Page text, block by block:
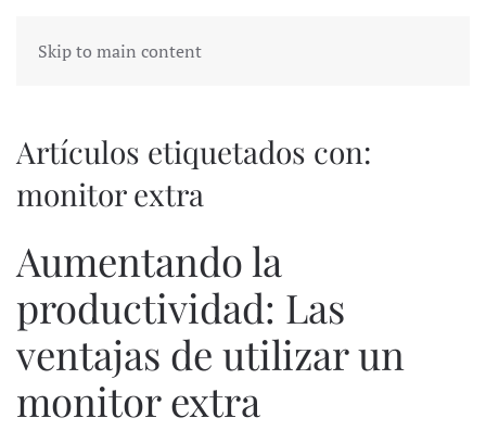
Skip to main content
Artículos etiquetados con:
monitor extra
Aumentando la
productividad: Las
ventajas de utilizar un
monitor extra